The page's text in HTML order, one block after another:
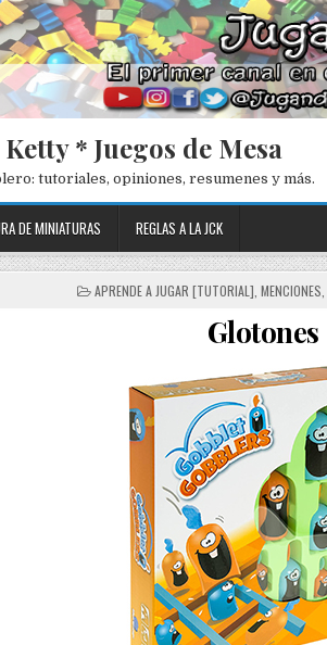
* Juegos de Mesa
tutoriales, opiniones, resumenes y más.
DE MINIATURAS REGLAS A LA JCK
P
APRENDE A JUGAR [TUTORIAL] MENCIONES
Glotones